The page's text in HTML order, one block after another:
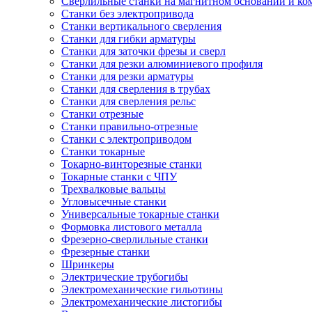
Станки без электропривода
Станки вертикального сверления
Станки для гибки арматуры
Станки для заточки фрезы и сверл
Станки для резки алюминиевого профиля
Станки для резки арматуры
Станки для сверления в трубах
Станки для сверления рельс
Станки отрезные
Станки правильно-отрезные
Станки с электроприводом
Станки токарные
Токарно-винторезные станки
Токарные станки с ЧПУ
Трехвалковые вальцы
Угловысечные станки
Универсальные токарные станки
Формовка листового металла
Фрезерно-сверлильные станки
Фрезерные станки
Шринкеры
Электрические трубогибы
Электромеханические гильотины
Электромеханические листогибы